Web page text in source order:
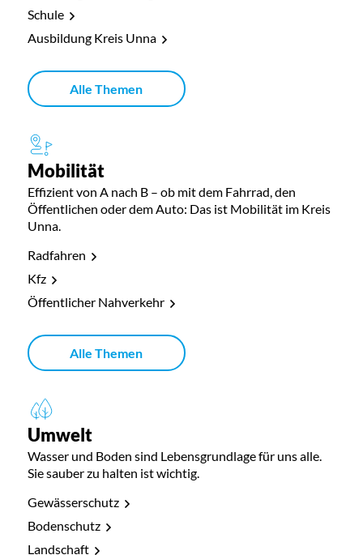
Schule
Ausbildung Kreis Unna
Alle Themen
Mobilität
Effizient von A nach B – ob mit dem Fahrrad, den
Öffentlichen oder dem Auto: Das ist Mobilität im Kreis
Unna.
Radfahren
Kfz
Öffentlicher Nahverkehr
Alle Themen
Umwelt
Wasser und Boden sind Lebensgrundlage für uns alle.
Sie sauber zu halten ist wichtig.
Gewässerschutz
Bodenschutz
Landschaft